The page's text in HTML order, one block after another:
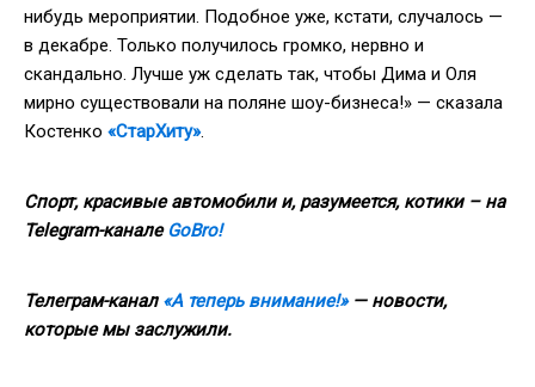
нибудь мероприятии. Подобное уже, кстати, случалось —
в декабре. Только получилось громко, нервно и
скандально. Лучше уж сделать так, чтобы Дима и Оля
мирно существовали на поляне шоу-бизнеса!» — сказала
Костенко «СтарХиту».
Спорт, красивые автомобили и, разумеется, котики – на
Telegram-канале GoBro!
Телеграм-канал «А теперь внимание!»— новости,
которые мы заслужили.